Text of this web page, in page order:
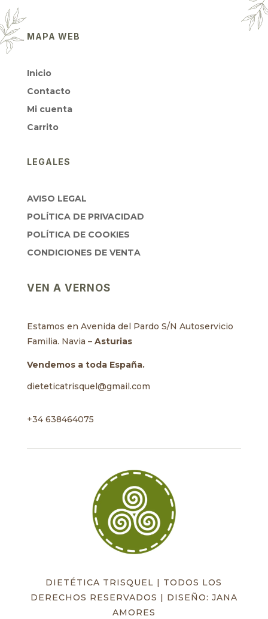
MAPA WEB
Inicio
Contacto
Mi cuenta
Carrito
LEGALES
AVISO LEGAL
POLÍTICA DE PRIVACIDAD
POLÍTICA DE COOKIES
CONDICIONES DE VENTA
VEN A VERNOS
Estamos en Avenida del Pardo S/N Autoservicio
Familia. Navia – Asturias
Vendemos a toda España.
dieteticatrisquel@gmail.com
+34 638464075
DIETÉTICA TRISQUEL | TODOS LOS
DERECHOS RESERVADOS | DISEÑO: JANA
AMORES